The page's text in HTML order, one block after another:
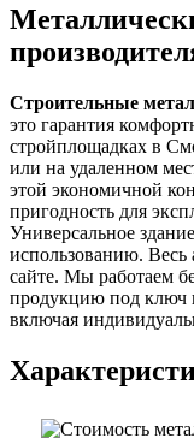
Строительные
это гарантия
стройплощадках в
или на удаленном
этой экономичной
пригодность для
Универсальное
использованию. Весь
сайте. Мы работаем
продукцию под ключ
включая